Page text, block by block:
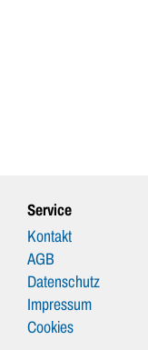
Service
Kontakt
AGB
Datenschutz
Impressum
Cookies